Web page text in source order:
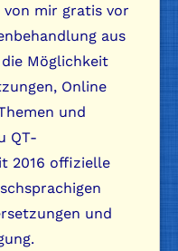
mir gratis vor
aus
Möglichkeit
Online
und
QT-
2016 offizielle
und